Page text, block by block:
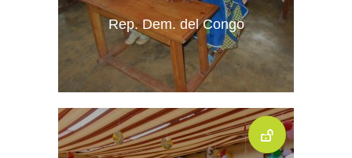
Rep. Dem. del Congo